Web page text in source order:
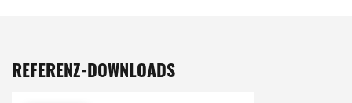
REFERENZ-DOWNLOADS